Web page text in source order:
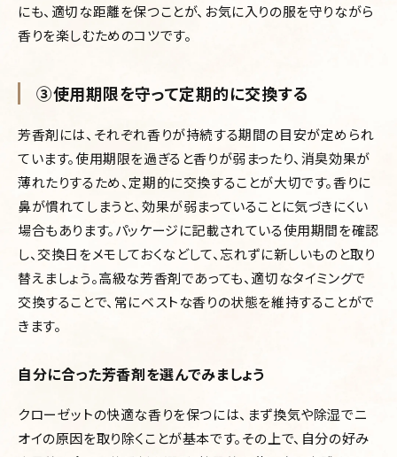
にも、適切な距離を保つことが、お気に入りの服を守りながら
香りを楽しむためのコツです。
③使用期限を守って定期的に交換する
芳香剤には、それぞれ香りが持続する期間の目安が定められ
ています。使用期限を過ぎると香りが弱まったり、消臭効果が
薄れたりするため、定期的に交換することが大切です。香りに
鼻が慣れてしまうと、効果が弱まっていることに気づきにくい
場合もあります。パッケージに記載されている使用期間を確認
し、交換日をメモしておくなどして、忘れずに新しいものと取り
替えましょう。高級な芳香剤であっても、適切なタイミングで
交換することで、常にベストな香りの状態を維持することがで
きます。
自分に合った芳香剤を選んでみましょう
クローゼットの快適な香りを保つには、まず換気や除湿でニ
オイの原因を取り除くことが基本です。その上で、自分の好み